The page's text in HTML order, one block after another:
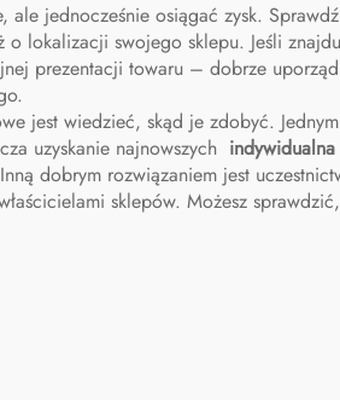
jednocześnie osiągać zysk.
lokalizacji swojego sklepu. Jeśli
prezentacji towaru – dobrze
jest wiedzieć, skąd je zdobyć.
uzyskanie najnowszych indywidualna
dobrym rozwiązaniem jest
sklepów. Możesz